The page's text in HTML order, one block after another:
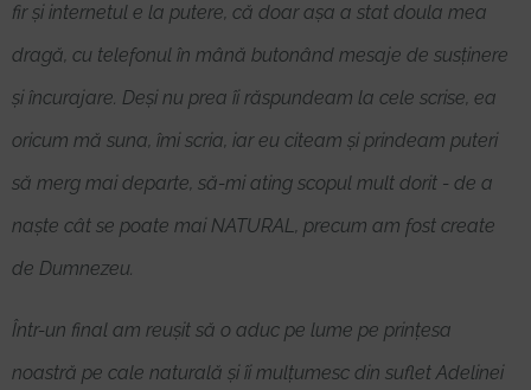
fir și internetul e la putere, că doar așa a stat doula mea
dragă, cu telefonul în mână butonând mesaje de susținere
și încurajare. Deși nu prea îi răspundeam la cele scrise, ea
oricum mă suna, îmi scria, iar eu citeam și prindeam puteri
să merg mai departe, să-mi ating scopul mult dorit - de a
naște cât se poate mai NATURAL, precum am fost create
de Dumnezeu.
Într-un final am reușit să o aduc pe lume pe prințesa
noastră pe cale naturală și îi mulțumesc din suflet Adelinei